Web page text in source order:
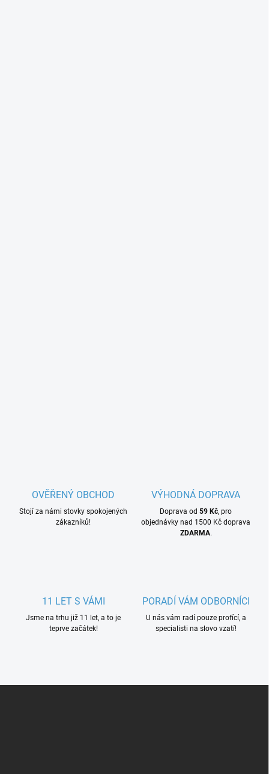
OVĚŘENÝ OBCHOD
Stojí za námi stovky spokojených
zákazníků!
VÝHODNÁ DOPRAVA
Doprava od 59 Kč, pro
objednávky nad 1500 Kč doprava
ZDARMA.
11 LET S VÁMI
Jsme na trhu již 11 let, a to je
teprve začátek!
PORADÍ VÁM ODBORNÍCI
U nás vám radí pouze profící, a
specialisti na slovo vzatí!